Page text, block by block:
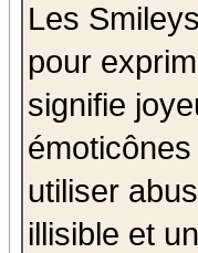
Les
pour
signifie
utiliser
illisible et